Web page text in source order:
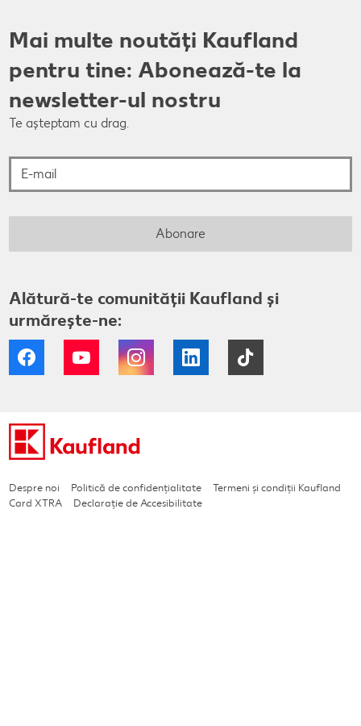
Mai multe noutăți Kaufland
pentru tine: Abonează-te la
newsletter-ul nostru
Te așteptam cu drag.
Abonare
Alătură-te comunității Kaufland și
urmărește-ne:
Facebook YouTube Instagram LinkedIn
Despre noi Politică de confidențialitate
Termeni și condiții Kaufland
Card XTRA
Declarație de Accesibilitate